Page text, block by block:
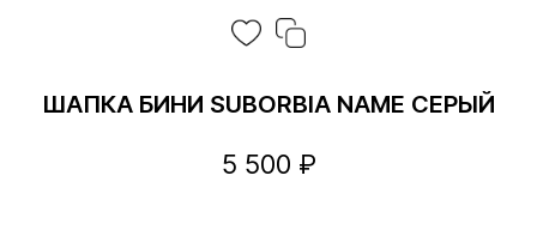
ШАПКА БИНИ SUBORBIA NAME СЕРЫЙ
5 500 ₽